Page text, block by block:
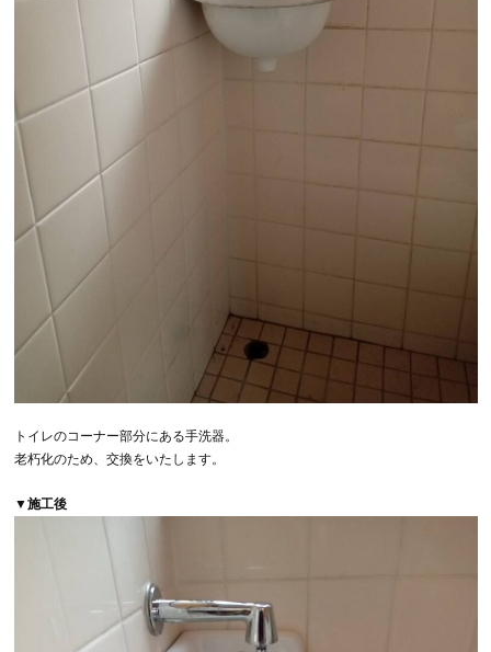
トイレのコーナー部分にある手洗器。
老朽化のため、交換をいたします。
▼施工後